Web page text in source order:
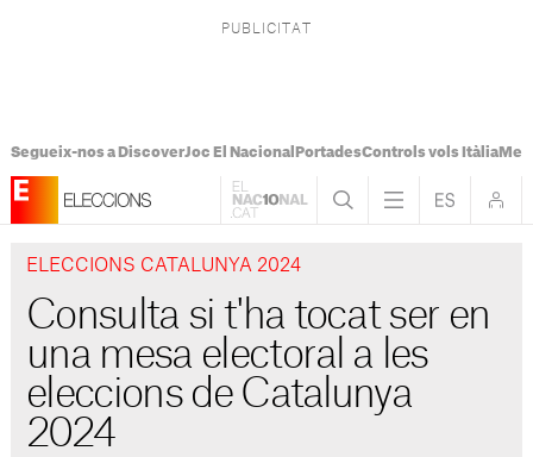
Segueix-nos a DiscoverJoc El Nacional PortadesControls vols Itàlia
ELECCIONS CATALUNYA 2024
Consulta si t'ha tocat ser en
una mesa electoral a les
eleccions de Catalunya
2024